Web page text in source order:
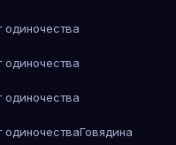
Говядина